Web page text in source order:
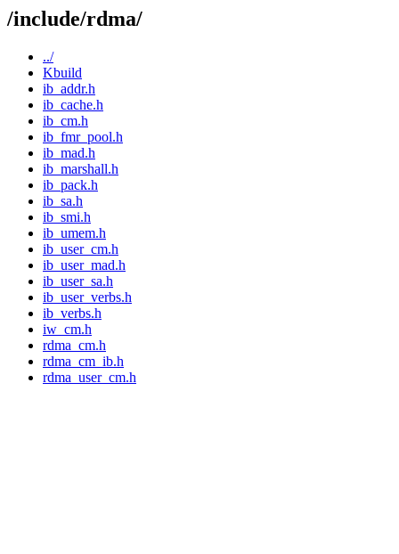
/include/rdma/
../
Kbuild
ib_addr.h
ib_cache.h
ib_cm.h
ib_fmr_pool.h
ib_mad.h
ib_marshall.h
ib_pack.h
ib_sa.h
ib_smi.h
ib_umem.h
ib_user_cm.h
ib_user_mad.h
ib_user_sa.h
ib_user_verbs.h
ib_verbs.h
iw_cm.h
rdma_cm.h
rdma_cm_ib.h
rdma_user_cm.h